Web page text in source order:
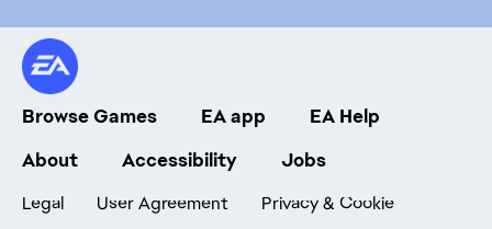
Browse Games EA app
EA Help
About
Accessibility Jobs
Legal User Agreement Privacy & Cookie